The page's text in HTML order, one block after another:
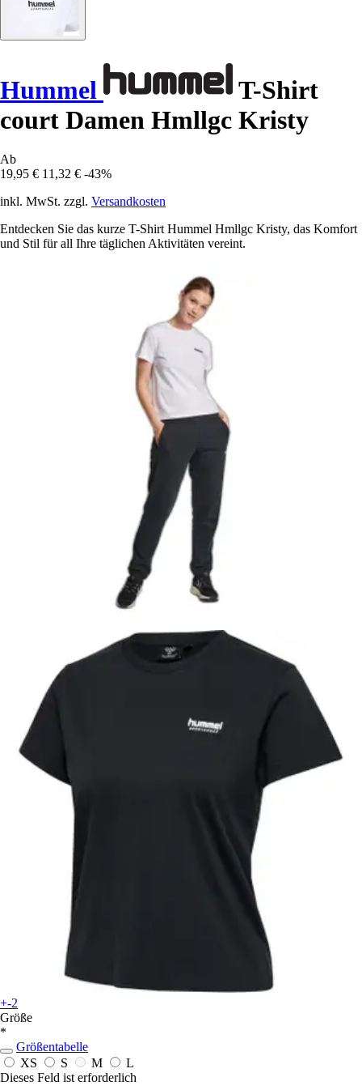
Hummel
T-Shirt
court Damen Hmllgc Kristy
Ab
19,95 € 11,32 € -43%
inkl. MwSt. zzgl. Versandkosten
Entdecken Sie das kurze T-Shirt Hummel Hmllgc Kristy, das Komfort
und Stil für all Ihre täglichen Aktivitäten vereint.
+-2
Größe
*
Größentabelle
XS
S M
L
Dieses Feld ist erforderlich